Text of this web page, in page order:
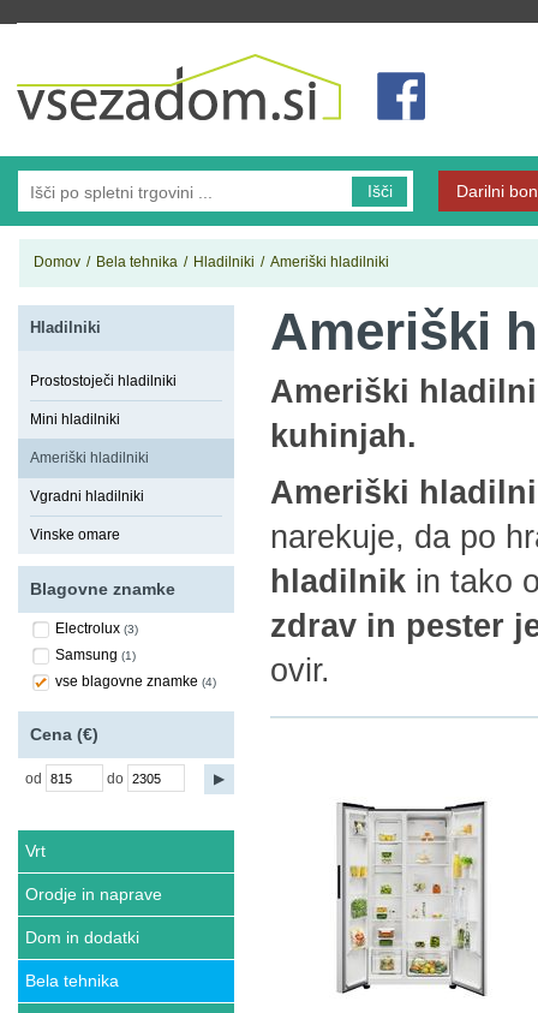
Išči Darilni
Domov / Bela tehnika / Hladilniki / Ameriški hladilniki
Hladilniki
Prostostoječi hladilniki
Mini hladilniki
Ameriški hladilniki
Vgradni hladilniki
Vinske omare
Blagovne znamke
Electrolux (3)
Samsung (1)
vse blagovne znamke (4)
Cena (€)
od do
Vrt
Orodje in naprave
Dom in dodatki
Bela tehnika
Ameriški
Ameriški
kuhinjah.
Ameriški
narekuje, da po
hladilnik in tako
zdrav in pester
ovir.